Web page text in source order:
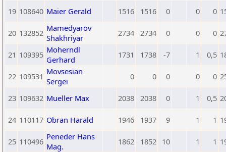
19 108640 Maier Gerald 1516 1516 0 0 0
20 132852 Mamedyarov
Shakhriyar
2734 2734 0 0 0
21 109395 Moherndl
Gerhard
1731 1738 -7 1 0,5
22 109531 Movsesian
Sergei
0 0 0 0 0
23 109632 Mueller Max 2038 2038 0 1 0,5
24 110117 Obran Harald 1946 1937 9 1 1
25 110496 Peneder Hans
Mag.
1862 1852 10 1 1